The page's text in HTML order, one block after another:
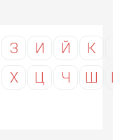
З И Й К
Х Ц Ч Ш